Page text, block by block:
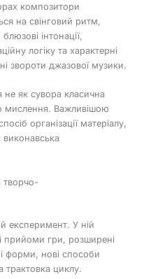
композитори
на свінговий ритм,
інтонації,
логіку та характерні
звороти джазової музики.
не як сувора класична
мислення. Важливішою
організації матеріалу,
виконавська
творчо-
експеримент. У ній
прийоми гри, розширені
форми, нові способи
трактовка циклу.